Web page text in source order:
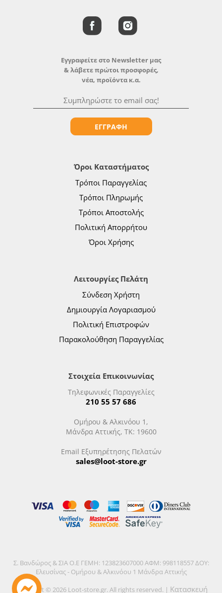
Όροι Καταστήματος
Τρόποι Παραγγελίας
Τρόποι Πληρωμής
Τρόποι Αποστολής
Πολιτική Απορρήτου
Όροι Χρήσης
Λειτουργίες Πελάτη
Σύνδεση Χρήστη
Δημιουργία Λογαριασμού
Πολιτική Επιστροφών
Παρακολούθηση Παραγγελίας
Στοιχεία Επικοινωνίας
Τηλεφωνικές Παραγγελίες
210 55 57 686
Ομήρου & Αλκινόου 1,
Μάνδρα Αττικής, ΤΚ: 19600
Email Εξυπηρέτησης Πελατών
sales@loot-store.gr
Εγγραφείτε στο Newsletter μας
& λάβετε πρώτοι προσφορές,
νέα, προϊόντα κ.α.
ΕΓΓΡΑΦΗ
Σ. Βανδώρος & ΣΙΑ Ο.Ε ΓΕΜΗ: 123823607000 ΑΦΜ: 998118557 ΔΟΥ:
Ελευσίνας - Ομήρου & Αλκινόου 1 Μάνδρα Αττικής
Copyright © 2026 Loot-store.gr. All rights reserved. | Κατασκευή